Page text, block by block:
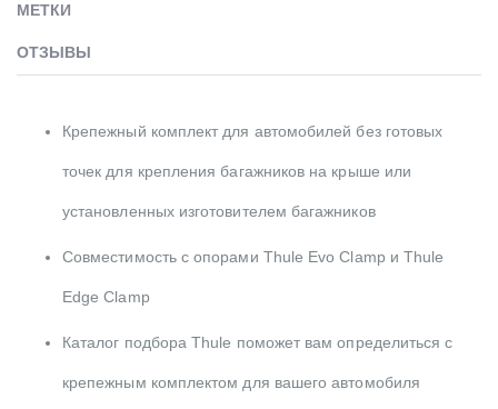
МЕТКИ
ОТЗЫВЫ
Крепежный комплект для автомобилей без готовых
точек для крепления багажников на крыше или
установленных изготовителем багажников
Совместимость с опорами Thule Evo Clamp и Thule
Edge Clamp
Каталог подбора Thule поможет вам определиться с
крепежным комплектом для вашего автомобиля